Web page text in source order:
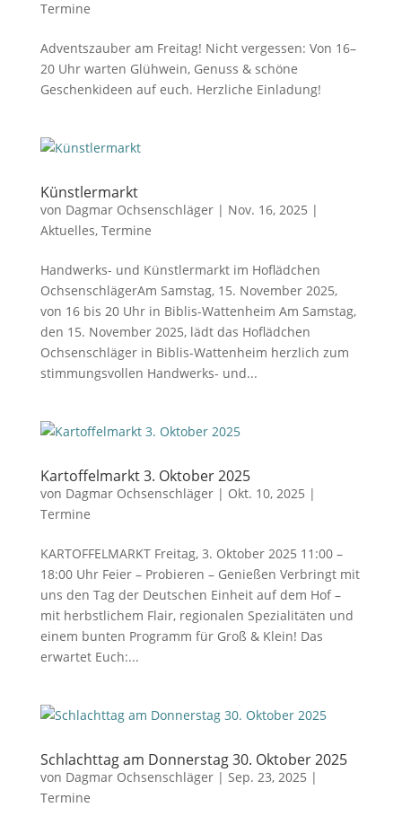
Termine
Adventszauber am Freitag! Nicht vergessen: Von 16–
20 Uhr warten Glühwein, Genuss & schöne
Geschenkideen auf euch. Herzliche Einladung!
Künstlermarkt
von Dagmar Ochsenschläger| Nov. 16, 2025 |
Aktuelles, Termine
Handwerks- und Künstlermarkt im Hoflädchen
OchsenschlägerAm Samstag, 15. November 2025,
von 16 bis 20 Uhr in Biblis-Wattenheim Am Samstag,
den 15. November 2025, lädt das Hoflädchen
Ochsenschläger in Biblis-Wattenheim herzlich zum
stimmungsvollen Handwerks- und...
Kartoffelmarkt 3. Oktober 2025
von Dagmar Ochsenschläger| Okt. 10, 2025 |
Termine
KARTOFFELMARKT Freitag, 3. Oktober 2025 11:00 –
18:00 Uhr Feier – Probieren – Genießen Verbringt mit
uns den Tag der Deutschen Einheit auf dem Hof –
mit herbstlichem Flair, regionalen Spezialitäten und
einem bunten Programm für Groß & Klein! Das
erwartet Euch:...
Schlachttag am Donnerstag 30. Oktober 2025
von Dagmar Ochsenschläger| Sep. 23, 2025 |
Termine